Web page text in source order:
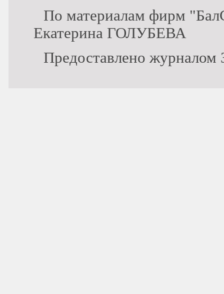
По материалам фирм
Екатерина ГОЛУБЕВА
Предоставлено журналом